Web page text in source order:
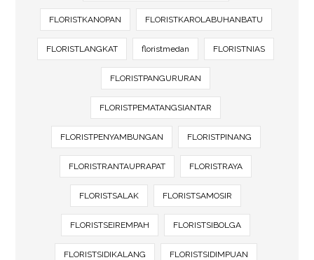
FLORISTKANOPAN FLORISTKAROLABUHANBATU
FLORISTLANGKAT floristmedan FLORISTNIAS
FLORISTPANGURURAN
FLORISTPEMATANGSIANTAR
FLORISTPENYAMBUNGAN FLORISTPINANG
FLORISTRANTAUPRAPAT FLORISTRAYA
FLORISTSALAK FLORISTSAMOSIR
FLORISTSEIREMPAH FLORISTSIBOLGA
FLORISTSIDIKALANG FLORISTSIDIMPUAN